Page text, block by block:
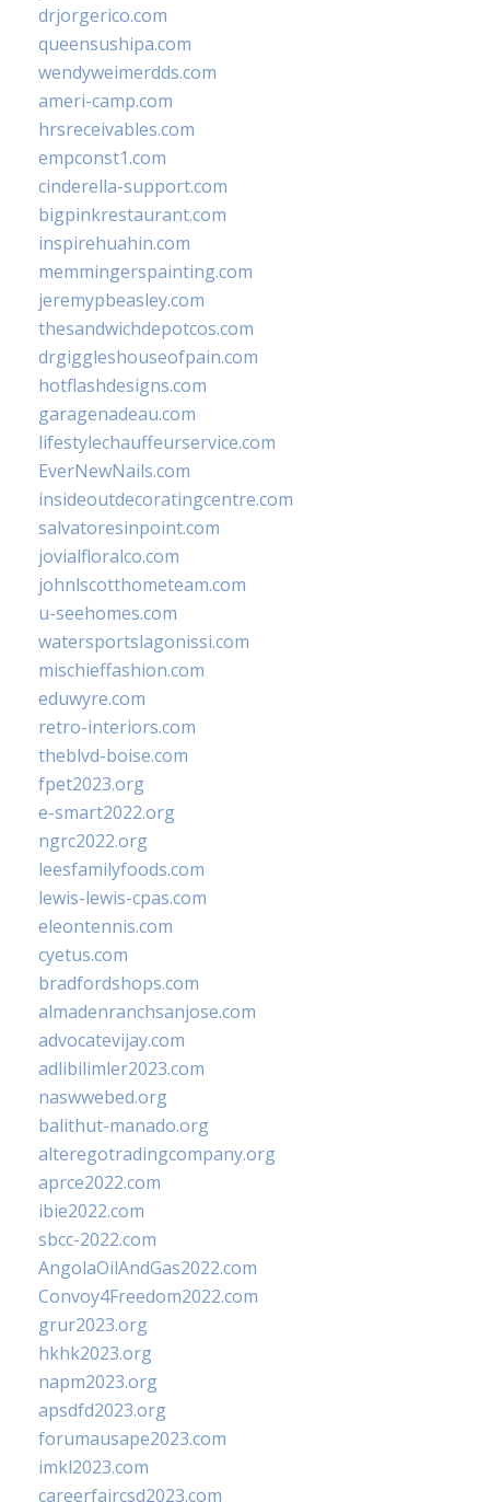
drjorgerico.com
queensushipa.com
wendyweimerdds.com
ameri-camp.com
hrsreceivables.com
empconst1.com
cinderella-support.com
bigpinkrestaurant.com
inspirehuahin.com
memmingerspainting.com
jeremypbeasley.com
thesandwichdepotcos.com
drgiggleshouseofpain.com
hotflashdesigns.com
garagenadeau.com
lifestylechauffeurservice.com
EverNewNails.com
insideoutdecoratingcentre.com
salvatoresinpoint.com
jovialfloralco.com
johnlscotthometeam.com
u-seehomes.com
watersportslagonissi.com
mischieffashion.com
eduwyre.com
retro-interiors.com
theblvd-boise.com
fpet2023.org
e-smart2022.org
ngrc2022.org
leesfamilyfoods.com
lewis-lewis-cpas.com
eleontennis.com
cyetus.com
bradfordshops.com
almadenranchsanjose.com
advocatevijay.com
adlibilimler2023.com
naswwebed.org
balithut-manado.org
alteregotradingcompany.org
aprce2022.com
ibie2022.com
sbcc-2022.com
AngolaOilAndGas2022.com
Convoy4Freedom2022.com
grur2023.org
hkhk2023.org
napm2023.org
apsdfd2023.org
forumausape2023.com
imkl2023.com
careerfaircsd2023.com